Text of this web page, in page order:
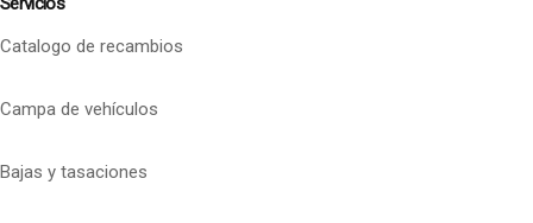
Catalogo de recambios
Campa de vehículos
Bajas y tasaciones